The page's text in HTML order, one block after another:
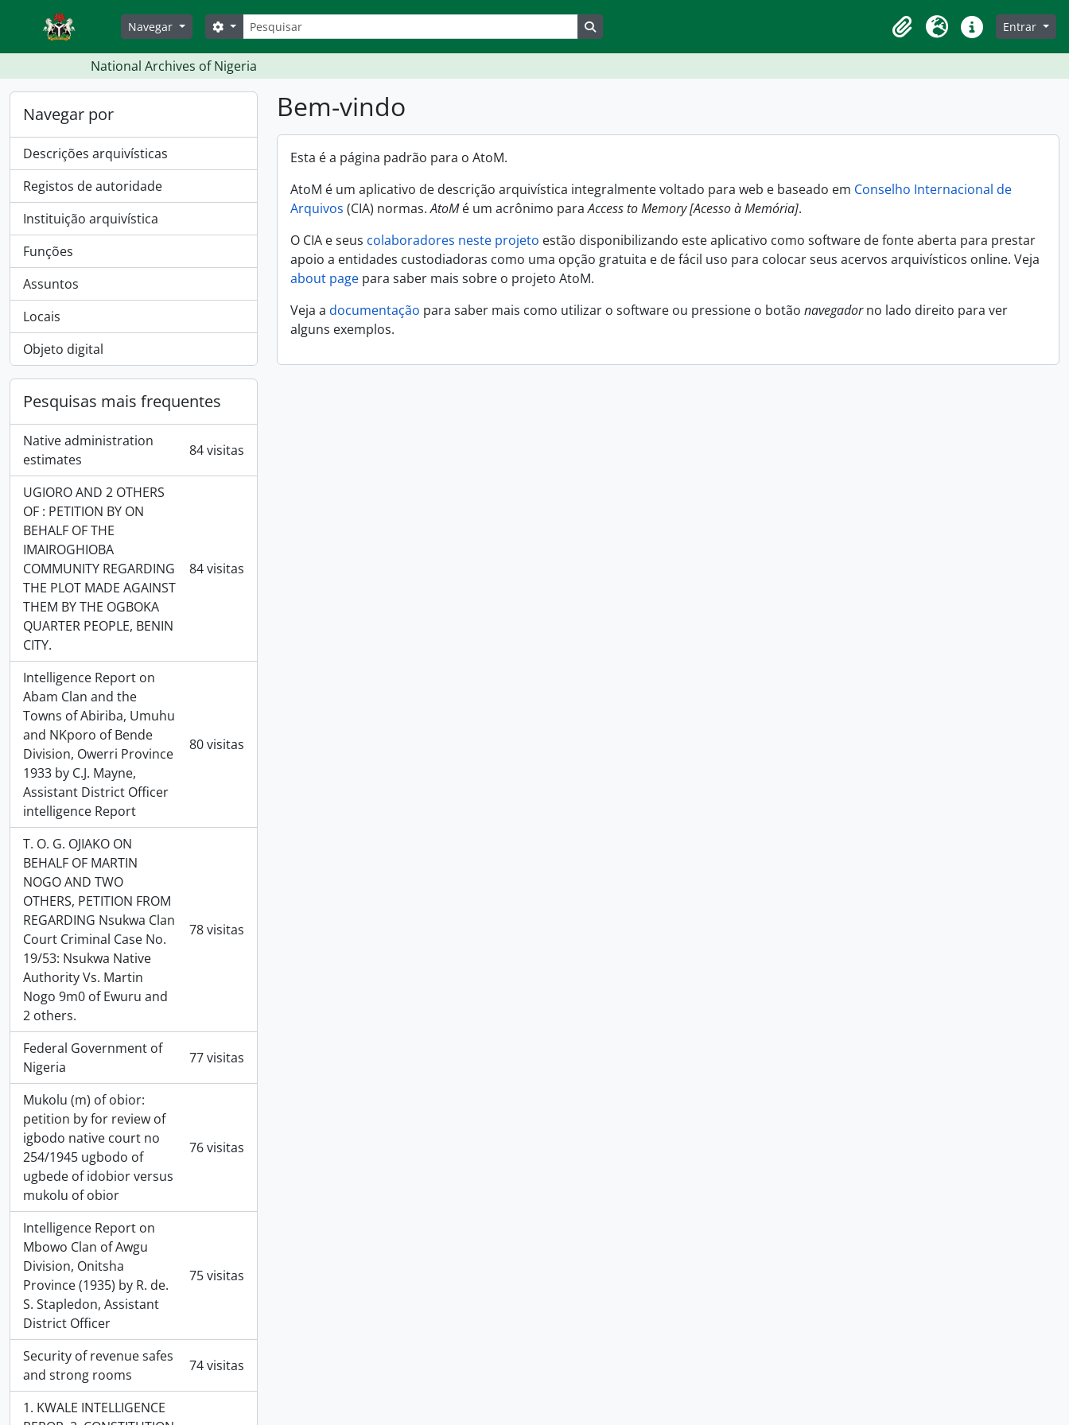
Skip to main content
Navegar
Pesquisar
Search options
Área de transferência
Idioma Ligações rápidas
Entrar
National Archives of Nigeria
Navegar por
Descrições arquivísticas
Registos de autoridade
Instituição arquivística
Funções
Assuntos
Locais
Objeto digital
Pesquisas mais frequentes
Native administration
estimates
84 visitas
UGIORO AND 2 OTHERS
OF : PETITION BY ON
BEHALF OF THE
IMAIROGHIOBA
COMMUNITY REGARDING
THE PLOT MADE AGAINST
THEM BY THE OGBOKA
QUARTER PEOPLE, BENIN
CITY.
84 visitas
Intelligence Report on
Abam Clan and the
Towns of Abiriba, Umuhu
and NKporo of Bende
Division, Owerri Province
1933 by C.J. Mayne,
Assistant District Officer
intelligence Report
80 visitas
T. O. G. OJIAKO ON
BEHALF OF MARTIN
NOGO AND TWO
OTHERS, PETITION FROM
REGARDING Nsukwa Clan
Court Criminal Case No.
19/53: Nsukwa Native
Authority Vs. Martin
Nogo 9m0 of Ewuru and
2 others.
78 visitas
Federal Government of
Nigeria
77 visitas
Mukolu (m) of obior:
petition by for review of
igbodo native court no
254/1945 ugbodo of
ugbede of idobior versus
mukolu of obior
76 visitas
Intelligence Report on
Mbowo Clan of Awgu
Division, Onitsha
Province (1935) by R. de.
S. Stapledon, Assistant
District Officer
75 visitas
Security of revenue safes
and strong rooms
74 visitas
1. KWALE INTELLIGENCE
Bem-vindo
Esta é a página padrão para o AtoM.
AtoM é um aplicativo de descrição arquivística integralmente voltado para web e baseado em Conselho Internacional de
Arquivos (CIA) normas.AtoMé um acrônimo paraAccess to Memory [Acesso à Memória].
O CIA e seus colaboradores neste projeto estão disponibilizando este aplicativo como software de fonte aberta para prestar
apoio a entidades custodiadoras como uma opção gratuita e de fácil uso para colocar seus acervos arquivísticos online. Veja
about page para saber mais sobre o projeto AtoM.
Veja a documentação para saber mais como utilizar o software ou pressione o botão navegadorno lado direito para ver
alguns exemplos.